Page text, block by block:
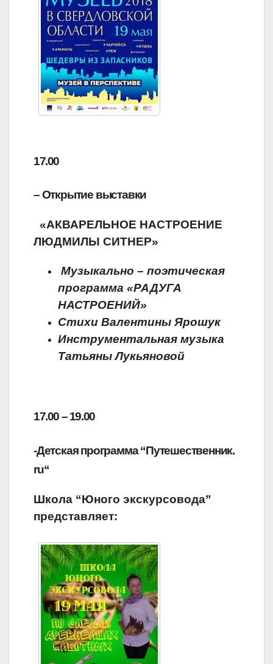
17.00
– Открытие выставки
«АКВАРЕЛЬНОЕ НАСТРОЕНИЕ
ЛЮДМИЛЫ СИТНЕР»
Музыкально – поэтическая
программа «РАДУГА
НАСТРОЕНИЙ»
Стихи Валентины Ярошук
Инструментальная музыка
Татьяны Лукьяновой
17.00 – 19.00
-Детская программа “Путешественник.
ru“
Школа “Юного экскурсовода”
представляет: